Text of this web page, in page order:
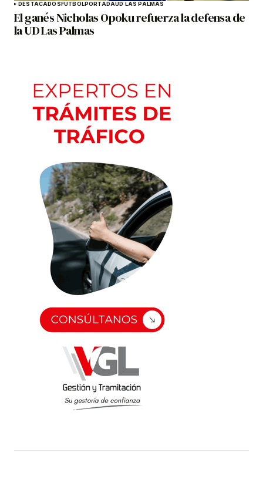
DESTACADOS FÚTBOLPORTADAUD LAS PALMAS
El ganés Nicholas Opoku refuerza la defensa de
la UD Las Palmas